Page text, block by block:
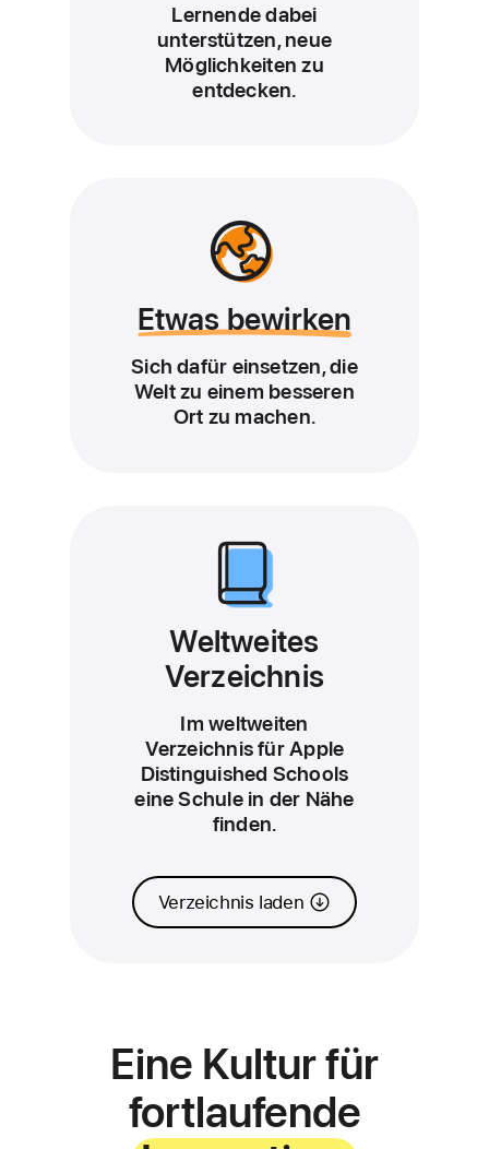
Lernende dabei
unterstützen, neue
Möglichkeiten zu
entdecken.
Etwas bewirken
Sich dafür einsetzen, die
Welt zu einem besseren
Ort zu machen.
Weltweites
Verzeichnis
Im weltweiten
Verzeichnis für Apple
Distinguished Schools
eine Schule in der Nähe
finden.
Verzeichnis laden
Eine Kultur für
fortlaufende